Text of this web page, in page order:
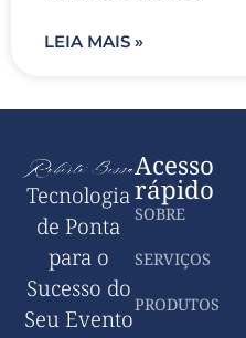
LEIA MAIS »
Tecnologia
de Ponta
para o
Sucesso do
Seu Evento
Acesso
rápido
SOBRE
SERVIÇOS
PRODUTOS